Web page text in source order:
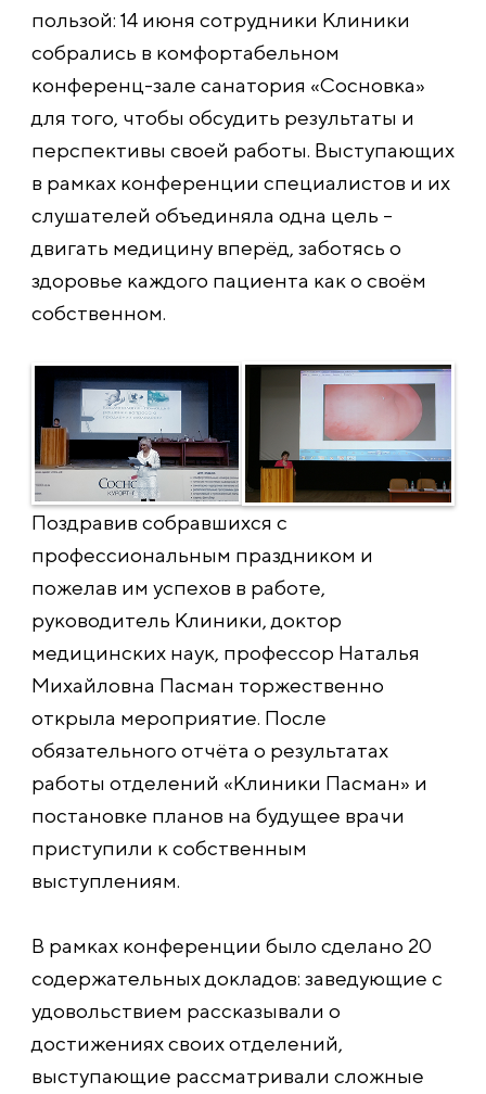
пользой: 14 июня сотрудники Клиники
собрались в комфортабельном
конференц-зале санатория «Сосновка»
для того, чтобы обсудить результаты и
перспективы своей работы. Выступающих
в рамках конференции специалистов и их
слушателей объединяла одна цель –
двигать медицину вперёд, заботясь о
здоровье каждого пациента как о своём
собственном.
Поздравив собравшихся с
профессиональным праздником и
пожелав им успехов в работе,
руководитель Клиники, доктор
медицинских наук, профессор Наталья
Михайловна Пасман торжественно
открыла мероприятие. После
обязательного отчёта о результатах
работы отделений «Клиники Пасман» и
постановке планов на будущее врачи
приступили к собственным
выступлениям.
В рамках конференции было сделано 20
содержательных докладов: заведующие с
удовольствием рассказывали о
достижениях своих отделений,
выступающие рассматривали сложные